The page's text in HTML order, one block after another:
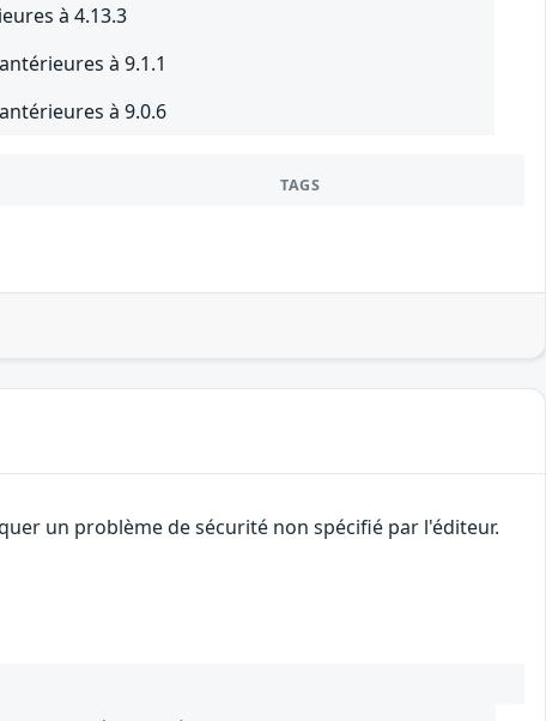
à 4.13.3
à 9.1.1
à 9.0.6
TAGS
un problème de sécurité non spécifié par l'éditeur.